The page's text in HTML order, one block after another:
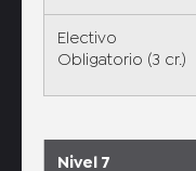
Electivo
Obligatorio (3 cr.)
Nivel 7